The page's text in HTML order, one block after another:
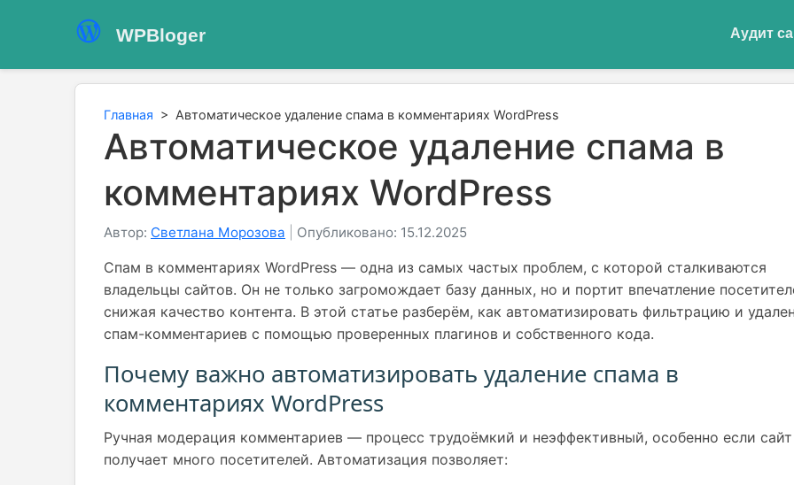
WPBloger Аудит
Главная > Автоматическое удаление спама в комментариях WordPress
Автоматическое удаление спама в
комментариях WordPress
Автор: Светлана Морозова Опубликовано: 15.12.2025
Спам в комментариях WordPress — одна из самых частых проблем, с которой сталкиваются
владельцы сайтов. Он не только загромождает базу данных, но и портит впечатление
снижая качество контента. В этой статье разберём, как автоматизировать фильтрацию и
спам-комментариев с помощью проверенных плагинов и собственного кода.
Почему важно автоматизировать удаление спама в
комментариях WordPress
Ручная модерация комментариев — процесс трудоёмкий и неэффективный, особенно если сайт
получает много посетителей. Автоматизация позволяет: